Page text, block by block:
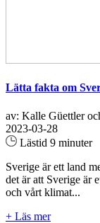
Lätta fakta om
av: Kalle Güettler
2023-03-28
Lästid 9 minuter
Sverige är ett land
det är att Sverige är
och vårt klimat...
+ Läs mer